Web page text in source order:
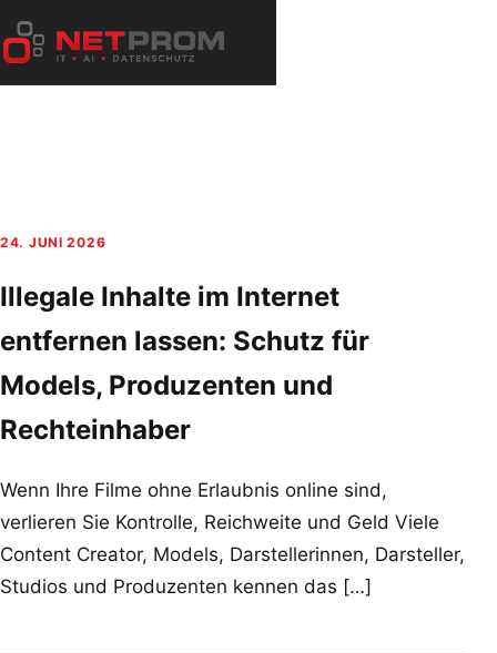
Inhalt
24. JUNI 2026
Illegale Inhalte im Internet
entfernen lassen: Schutz für
Models, Produzenten und
Rechteinhaber
Wenn Ihre Filme ohne Erlaubnis online sind,
verlieren Sie Kontrolle, Reichweite und Geld Viele
Content Creator, Models, Darstellerinnen, Darsteller,
Studios und Produzenten kennen das […]